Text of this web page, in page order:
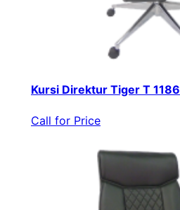
Kursi Direktur Tiger T 1186
Call for Price